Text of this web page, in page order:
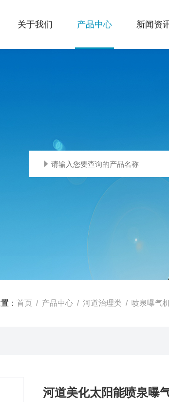
关于我们 产品中心 新闻资
： 首页 / 产品中心 / 河道治理类 / 喷泉曝气
河道美化太阳能喷泉曝